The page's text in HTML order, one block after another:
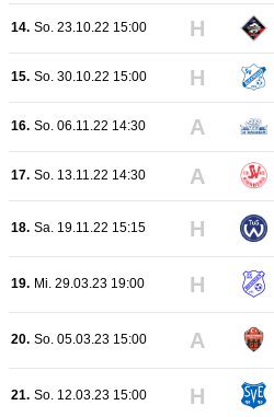
14. So. 23.10.22 15:00 H
15. So. 30.10.22 15:00 H
16. So. 06.11.22 14:30 A
17. So. 13.11.22 14:30 A
18. Sa. 19.11.22 15:15 H
19. Mi. 29.03.23 19:00 H
20. So. 05.03.23 15:00 A
21. So. 12.03.23 15:00 H